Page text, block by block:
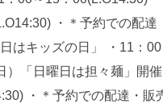
・＊予約での配
日はキッズの日」 ・11：
）「日曜日は担々麺」開
・＊予約での配達・